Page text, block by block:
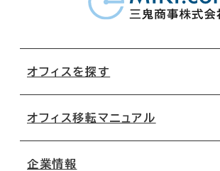
オフィスを探す
地図から探す
オフィス移転マニュアル
企業情報